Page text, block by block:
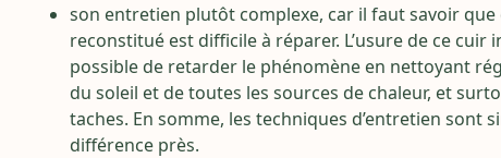
son entretien plutôt complexe, car il faut savoir
reconstitué est difficile à réparer. L’usure de ce
possible de retarder le phénomène en nettoyant
du soleil et de toutes les sources de chaleur, et
taches. En somme, les techniques d’entretien sont
différence près.